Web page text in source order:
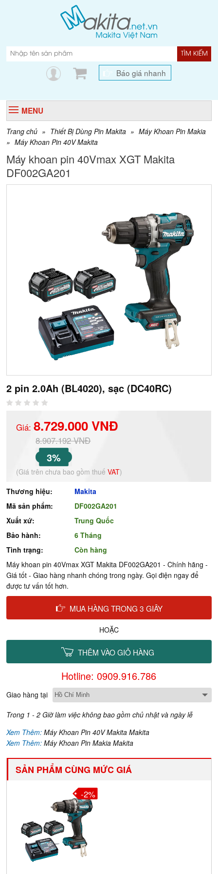
TÌM KIẾM
Báo giá nhanh
MENU
Trang chủ » Thiết Bị Dùng Pin Makita » Máy Khoan Pin Makia
» Máy Khoan Pin 40V Makita
Máy khoan pin 40Vmax XGT Makita
DF002GA201
2 pin 2.0Ah (BL4020), sạc (DC40RC)
Giá:8.729.000 VNĐ
8.907.192 VNĐ
3%
(Giá trên chưa bao gồm thuếVAT)
Thương hiệu:
Makita
Mã sản phẩm:
DF002GA201
Xuất xứ:
Trung Quốc
Bảo hành:
6 Tháng
Tình trạng:
Còn hàng
Máy khoan pin 40Vmax XGT Makita DF002GA201 - Chính hãng -
Giá tốt - Giao hàng nhanh chóng trong ngày. Gọi điện ngay để
được tư vấn tốt hơn.
MUA HÀNG TRONG 3 GIÂY
HOẶC
THÊM VÀO GIỎ HÀNG
Hotline: 0909.916.786
Giao hàng tại
Trong 1 - 2 Giờ làm việc không bao gồm chủ nhật và ngày lễ
Xem Thêm:Máy Khoan Pin 40V Makita Makita
Xem Thêm:Máy Khoan Pin Makia Makita
SẢN PHẨM CÙNG MỨC GIÁ
-2%